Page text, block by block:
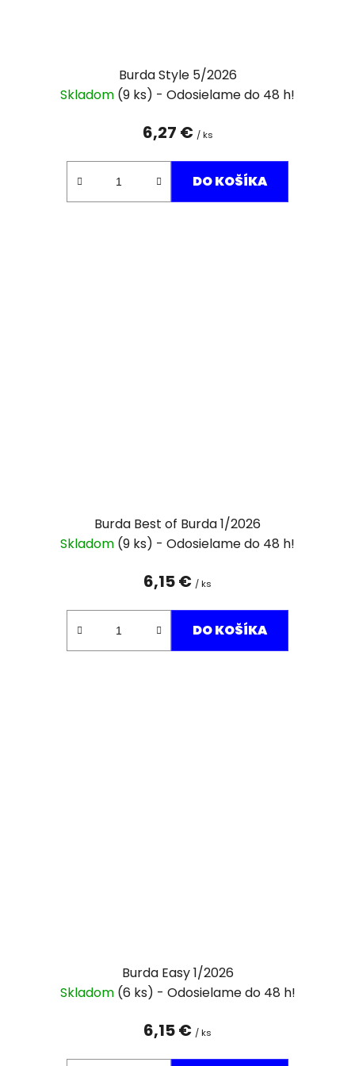
Burda Style 5/2026
Skladom (9 ks)
6,27 € / ks
DO KOŠÍKA
Burda Best of Burda 1/2026
Skladom (9 ks)
6,15 € / ks
DO KOŠÍKA
Burda Easy 1/2026
Skladom (6 ks)
6,15 € / ks